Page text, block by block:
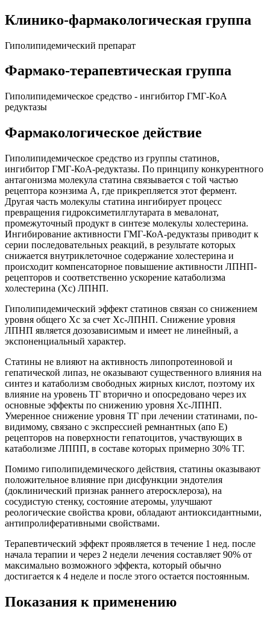
Клинико-фармакологическая группа
Гиполипидемический препарат
Фармако-терапевтическая группа
Гиполипидемическое средство - ингибитор ГМГ-КоА
редуктазы
Фармакологическое действие
Гиполипидемическое средство из группы статинов,
ингибитор ГМГ-КоА-редуктазы. По принципу конкурентного
антагонизма молекула статина связывается с той частью
рецептора коэнзима А, где прикрепляется этот фермент.
Другая часть молекулы статина ингибирует процесс
превращения гидроксиметилглутарата в мевалонат,
промежуточный продукт в синтезе молекулы холестерина.
Ингибирование активности ГМГ-КоА-редуктазы приводит к
серии последовательных реакций, в результате которых
снижается внутриклеточное содержание холестерина и
происходит компенсаторное повышение активности ЛПНП-
рецепторов и соответственно ускорение катаболизма
холестерина (Xc) ЛПНП.
Гиполипидемический эффект статинов связан со снижением
уровня общего Хс за счет Хс-ЛПНП. Снижение уровня
ЛПНП является дозозависимым и имеет не линейный, а
экспоненциальный характер.
Статины не влияют на активность липопротеиновой и
гепатической липаз, не оказывают существенного влияния на
синтез и катаболизм свободных жирных кислот, поэтому их
влияние на уровень ТГ вторично и опосредовано через их
основные эффекты по снижению уровня Хс-ЛПНП.
Умеренное снижение уровня ТГ при лечении статинами, по-
видимому, связано с экспрессией ремнантных (апо Е)
рецепторов на поверхности гепатоцитов, участвующих в
катаболизме ЛППП, в составе которых примерно 30% ТГ.
Помимо гиполипидемического действия, статины оказывают
положительное влияние при дисфункции эндотелия
(доклинический признак раннего атеросклероза), на
сосудистую стенку, состояние атеромы, улучшают
реологические свойства крови, обладают антиоксидантными,
антипролиферативными свойствами.
Терапевтический эффект проявляется в течение 1 нед. после
начала терапии и через 2 недели лечения составляет 90% от
максимально возможного эффекта, который обычно
достигается к 4 неделе и после этого остается постоянным.
Показания к применению